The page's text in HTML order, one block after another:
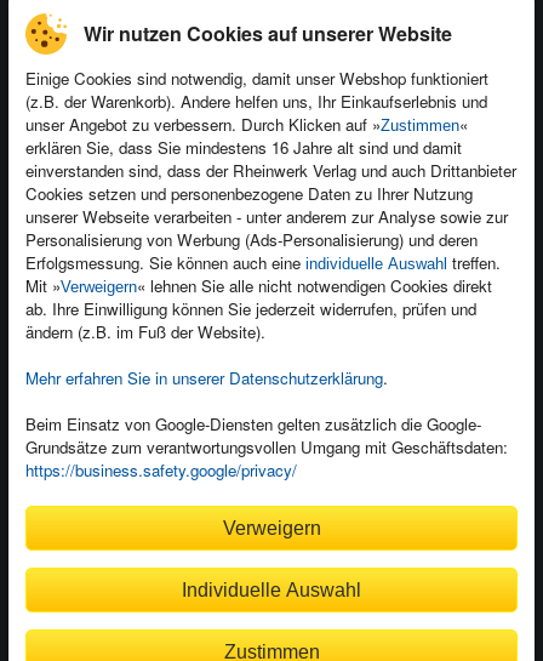
Wir nutzen Cookies auf unserer Website
Einige Cookies sind notwendig, damit unser Webshop funktioniert
(z.B. der Warenkorb). Andere helfen uns, Ihr Einkaufserlebnis und
unser Angebot zu verbessern. Durch Klicken auf »Zustimmen«
erklären Sie, dass Sie mindestens 16 Jahre alt sind und damit
einverstanden sind, dass der Rheinwerk Verlag und auch Drittanbieter
Cookies setzen und personenbezogene Daten zu Ihrer Nutzung
unserer Webseite verarbeiten - unter anderem zur Analyse sowie zur
Personalisierung von Werbung (Ads-Personalisierung) und deren
Erfolgsmessung. Sie können auch eine individuelle Auswahl treffen.
Mit »Verweigern« lehnen Sie alle nicht notwendigen Cookies direkt
ab. Ihre Einwilligung können Sie jederzeit widerrufen, prüfen und
ändern (z.B. im Fuß der Website).
Mehr erfahren Sie in unserer Datenschutzerklärung.
Beim Einsatz von Google-Diensten gelten zusätzlich die Google-
Grundsätze zum verantwortungsvollen Umgang mit Geschäftsdaten:
https://business.safety.google/privacy/
Zustimmen
Verweigern
Individuelle Auswahl
Kontakt
Newsletter
Für Unternehmen
Presseservice
Dozentenservice
Produktfeedback
Foreign Rights
Ein Buch schreiben
Kundenservice
Wir sind gerne für Sie da!
service@rheinwerk-verlag.de
Rechnung Bankeinzug